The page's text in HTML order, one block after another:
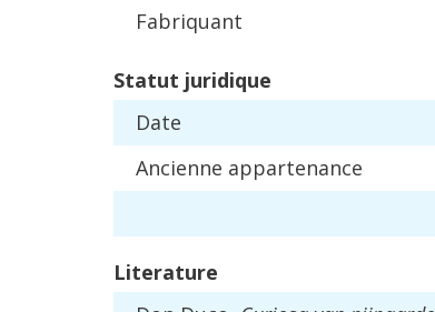
Fabriquant
Statut juridique
Date
Ancienne appartenance
Literature